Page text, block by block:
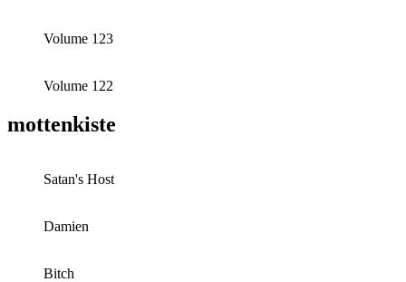
Volume 123
Volume 122
mottenkiste
Satan's Host
Damien
Bitch